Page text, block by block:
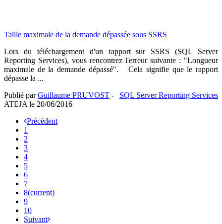
Taille maximale de la demande dépassée sous SSRS
Lors du téléchargement d'un rapport sur SSRS (SQL Server
Reporting Services), vous rencontrez l'erreur suivante : "Longueur
maximale de la demande dépassé". Cela signifie que le rapport
dépasse la ...
SQL Server Reporting Services
Publié parGuillaume PRUVOST -
ATEJA le 20/06/2016
Précédent
1
2
3
4
5
6
7
8(current)
9
10
Suivant